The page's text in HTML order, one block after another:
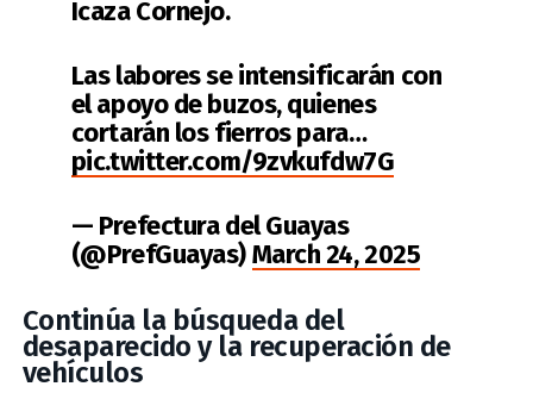
Icaza Cornejo.
Las labores se intensificarán con
el apoyo de buzos, quienes
cortarán los fierros para…
pic.twitter.com/9zvkufdw7G
— Prefectura del Guayas
(@PrefGuayas)March 24, 2025
Continúa la búsqueda del
desaparecido y la recuperación de
vehículos